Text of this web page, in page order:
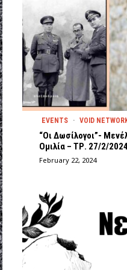
EVENTS · VOID
“Οι Δωσίλογοι”-
Ομιλία – ΤΡ. 27/2/
February 22, 2024